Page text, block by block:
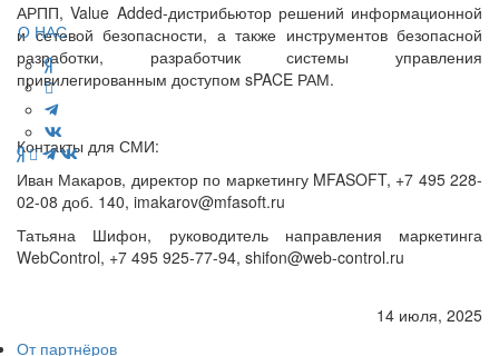
О НАС
АРПП, Value Added-дистрибьютор решений информационной
и сетевой безопасности, а также инструментов безопасной
разработки, разработчик системы управления
привилегированным доступом sPACE РАМ.
Контакты для СМИ:
Иван Макаров, директор по маркетингу MFASOFT, +7 495 228-
02-08 доб. 140, imakarov@mfasoft.ru
Татьяна Шифон, руководитель направления маркетинга
WebControl, +7 495 925-77-94, shifon@web-control.ru
14 июля, 2025
От партнёров